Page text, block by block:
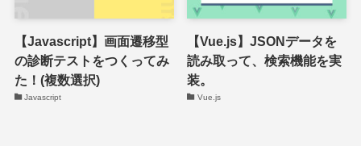
【Javascript】画面遷移型
の診断テストをつくってみ
た！(複数選択)
Javascript
【Vue.js】JSONデータを
読み取って、検索機能を実
装。
Vue.js